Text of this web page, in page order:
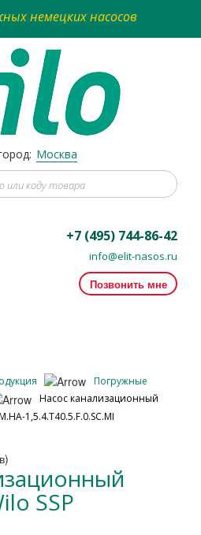
немецких насосов
Москва
+7 (495) 744-86-42
info@elit-nasos.ru
Позвонить мне
Погружные
Насос канализационный
1,5.4.T40.5.F.0.SC.MI
SSP